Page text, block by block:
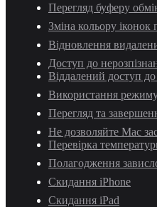
Перегляд буферу
Зміна кольору іконок
Відновлення
Доступ до
Віддалений доступ
Використання
Перегляд та
Не дозволяйте Mac
Перевірка
Полагодження
Скидання iPhone
Скидання iPad